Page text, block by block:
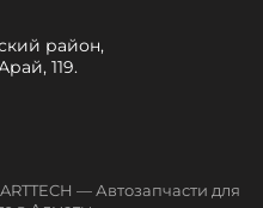
район,
119.
— Автозапчасти для